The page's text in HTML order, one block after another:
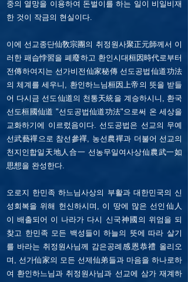
중의 열망을 이용하여 돈벌이를 하는 일이 비일비재
한 것이 작금의 현실이다.
이에 선교종단仙敎宗團의 취정원사聚正元師께서 이
러한 패습悖習을 폐廢하고 환인시대桓因時代로부터
전傳하여지는 선가비전仙家秘傳 선도공법仙道功法
의 체계를 세우니, 환인하느님桓因上帝의 뜻을 받들
어 다시금 선도仙道의 천통天統을 계승하시니, 환국
선도桓國仙道 "선도공법仙道功法"으로써 온 세상을
교화하기에 이르렀음이다. 선도공법은 선교의 무예
선武藝禪으로 참선參禪, 농선農禪과 더불어 선교의
천지인합일天地人合一 선농무일여사상仙農武一如
思想을 완성한다.
오로지 한민족 하느님사상의 부활과 대한민국의 신
성회복을 위해 헌신하시며, 이 땅에 많은 선인仙人
이 배출되어 이 나라가 다시 신국神國의 위엄을 되
찾고 한민족 모든 백성들이 하늘의 뜻에 따라 살기
를 바라는 취정원사님께 감은공례感恩恭禮 올리오
며, 선가仙家의 모든 선제仙弟들과 마음을 하나로하
여 환인하느님과 취정원사님과 선교에 삼가 재계하